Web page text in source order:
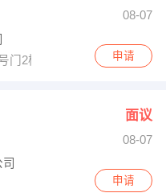
08-07
门2楼4-2-645（龙城1号 1号
申请
面议
08-07
申请